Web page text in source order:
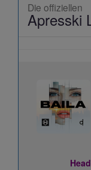
Die offiziellen
Apresski